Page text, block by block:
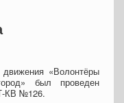
«Волонтёры
был проведен
КВ №126.